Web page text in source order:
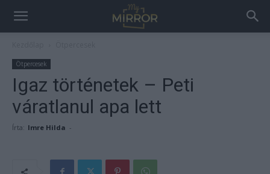
Ötpercesek
Igaz történetek – Peti
váratlanul apa lett
Írta: Imre Hilda -